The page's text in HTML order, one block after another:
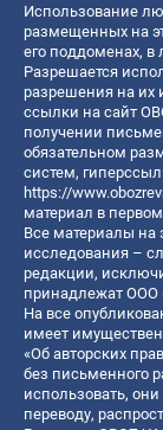
Использование
размещенных на
его поддоменах, в
Разрешается
разрешения на их
ссылки на сайт
получении
обязательном
систем,
https://
материал в
Все материалы на
исследования –
редакции,
принадлежат ООО
На все
имеет
«Об авторских
без письменного
использовать,
переводу,